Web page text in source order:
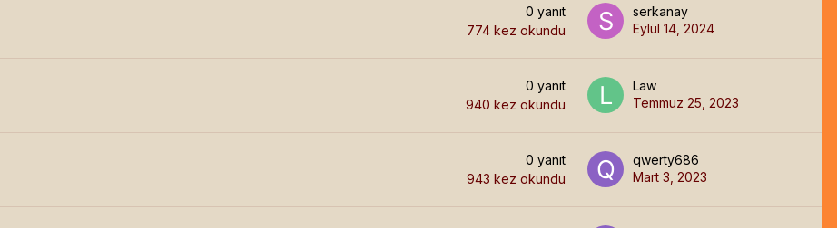
0 yanıt
774 kez okundu
serkanay
Eylül 14, 2024
0 yanıt
940 kez okundu
Law
Temmuz 25, 2023
0 yanıt
943 kez okundu
qwerty686
Mart 3, 2023